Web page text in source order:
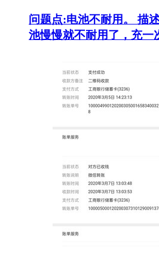
问题点:电池不耐用。 描
池慢慢就不耐用了，充一